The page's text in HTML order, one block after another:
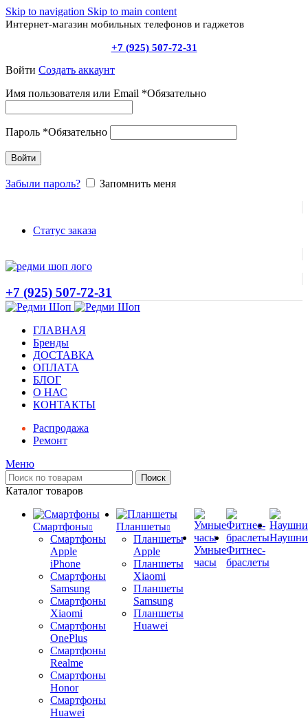
Skip to navigation Skip to main content
Интернет-магазин мобильных телефонов и гаджетов
+7 (925) 507-72-31
Войти Создать аккаунт
Имя пользователя или Email *Обязательно
Пароль *Обязательно
Войти
Забыли пароль? Запомнить меня
Статус заказа
+7 (925) 507-72-31
ГЛАВНАЯ
Бренды
ДОСТАВКА
ОПЛАТА
БЛОГ
О НАС
КОНТАКТЫ
Распродажа
Ремонт
Меню
Поиск
Каталог товаров
Смартфоны
Смартфоны
Apple
iPhone
Смартфоны
Samsung
Смартфоны
Xiaomi
Смартфоны
OnePlus
Смартфоны
Realme
Смартфоны
Honor
Смартфоны
Huawei
Планшеты
Планшеты
Apple
Планшеты
Xiaomi
Планшеты
Samsung
Планшеты
Huawei
Умные
часы
Фитнес-
браслеты